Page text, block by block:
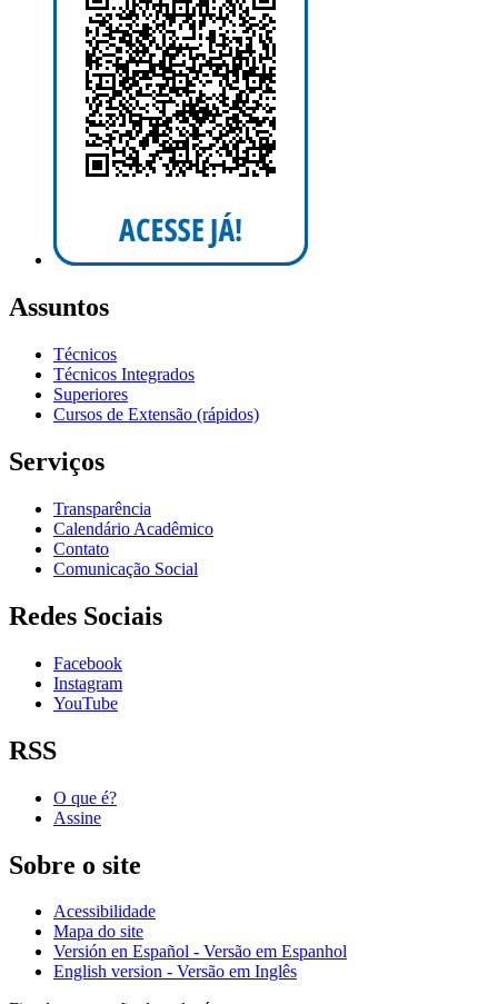
Assuntos
Técnicos
Técnicos Integrados
Superiores
Cursos de Extensão (rápidos)
Serviços
Transparência
Calendário Acadêmico
Contato
Comunicação Social
Redes Sociais
Facebook
Instagram
YouTube
RSS
O que é?
Assine
Sobre o site
Acessibilidade
Mapa do site
Versión en Español - Versão em Espanhol
English version - Versão em Inglês